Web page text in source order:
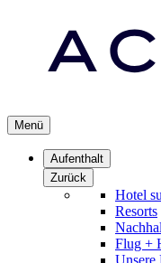
Menü
Aufenthalt
Zurück
Hotel
Resorts
Flug +
Unsere